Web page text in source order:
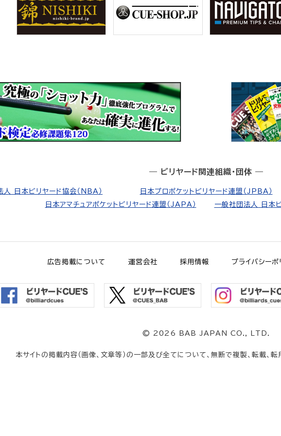
― ビリヤード関連組織・団体 ―
人 日本ビリヤード協会（NBA） 日本プロポケットビリヤード連盟（JPBA）
日本アマチュアポケットビリヤード連盟（JAPA）
一般社団法人 日本
広告掲載について 運営会社 採用情報 プライバシーポ
© 2026 BAB JAPAN CO., LTD.
本サイトの掲載内容（画像、文章等）の一部及び全てについて、無断で複製、転載、